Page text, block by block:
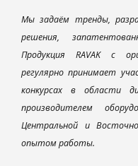
Мы задаём тренды,
решения,
Продукция RAVAK с
регулярно принимает
конкурсах в области
производителем
Центральной и
опытом работы.